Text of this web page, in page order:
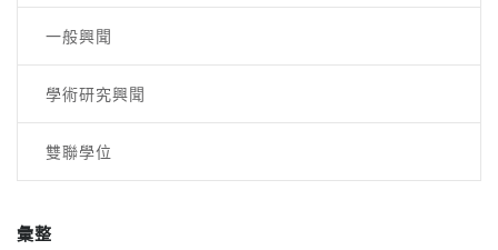
一般興聞
學術研究興聞
雙聯學位
彙整